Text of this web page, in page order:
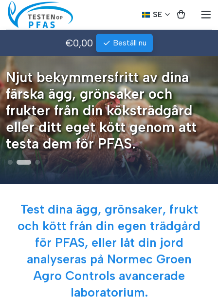
SE
€0,00 Beställ nu
Njut bekymmersfritt av dina
färska ägg, grönsaker och
frukter från din köksträdgård
eller ditt eget kött genom att
testa dem för PFAS.
Test dina ägg, grönsaker, frukt
och kött från din egen trädgård
för PFAS, eller låt din jord
analyseras på Normec Groen
Agro Controls avancerade
laboratorium.